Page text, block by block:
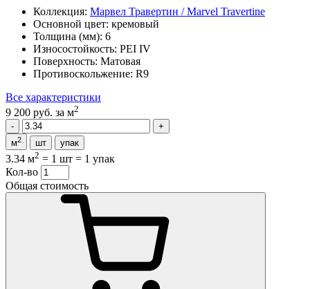
Коллекция: Марвел Травертин / Marvel Travertine
Основной цвет: кремовый
Толщина (мм): 6
Износостойкость: PEI IV
Поверхность: Матовая
Противоскольжение: R9
Все характеристики
9 200 руб. за м2
м2 шт упак
3.34 м2 = 1 шт = 1 упак
Кол-во
Общая стоимость